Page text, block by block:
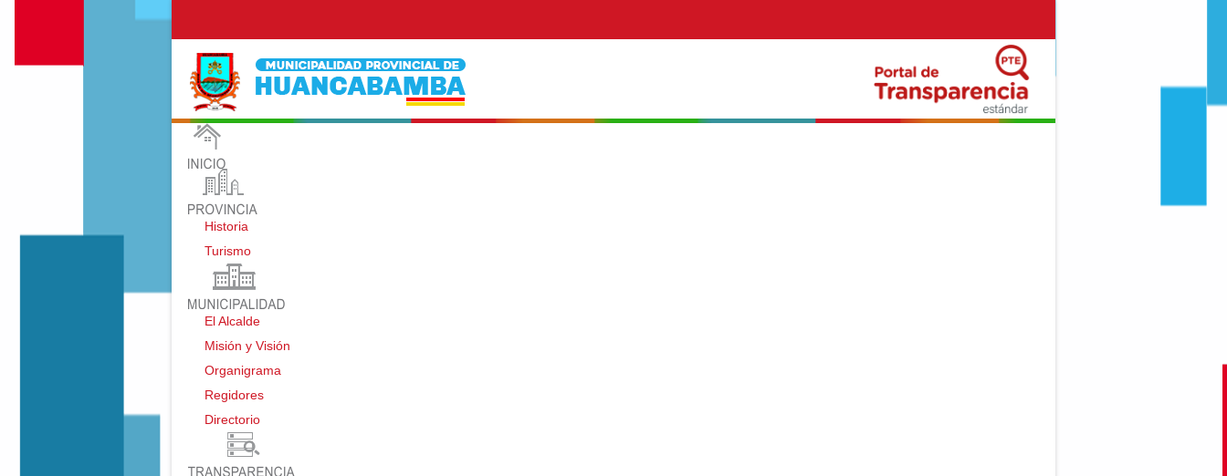
Historia
Turismo
El Alcalde
Misión y Visión
Organigrama
Regidores
Directorio ㅤ